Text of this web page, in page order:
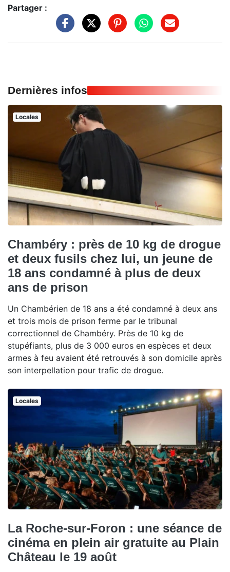
Partager :
Dernières infos
Locales
Chambéry : près de 10 kg de drogue
et deux fusils chez lui, un jeune de
18 ans condamné à plus de deux
ans de prison
Un Chambérien de 18 ans a été condamné à deux ans
et trois mois de prison ferme par le tribunal
correctionnel de Chambéry. Près de 10 kg de
stupéfiants, plus de 3 000 euros en espèces et deux
armes à feu avaient été retrouvés à son domicile après
son interpellation pour trafic de drogue.
Locales
La Roche-sur-Foron : une séance de
cinéma en plein air gratuite au Plain
Château le 19 août